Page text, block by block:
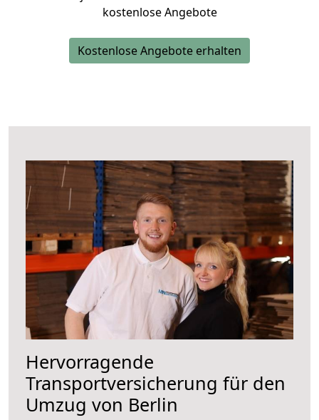
kostenlose Angebote
Kostenlose Angebote erhalten
Hervorragende
Transportversicherung für den
Umzug von Berlin